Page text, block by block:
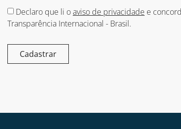
Declaro que li oaviso de privacidade e
Transparência Internacional - Brasil.
Cadastrar